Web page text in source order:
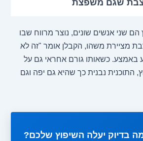
שגם משפצת
שני אנשים שונים, נוצר מרווח שבו
מציירת משהו, הקבלן אומר "זה לא
באמצע. כשאותו גורם אחראי גם על
התוכנית נבנית כך שהיא גם יפה וגם
בדיוק יעלה השיפוץ שלכם?